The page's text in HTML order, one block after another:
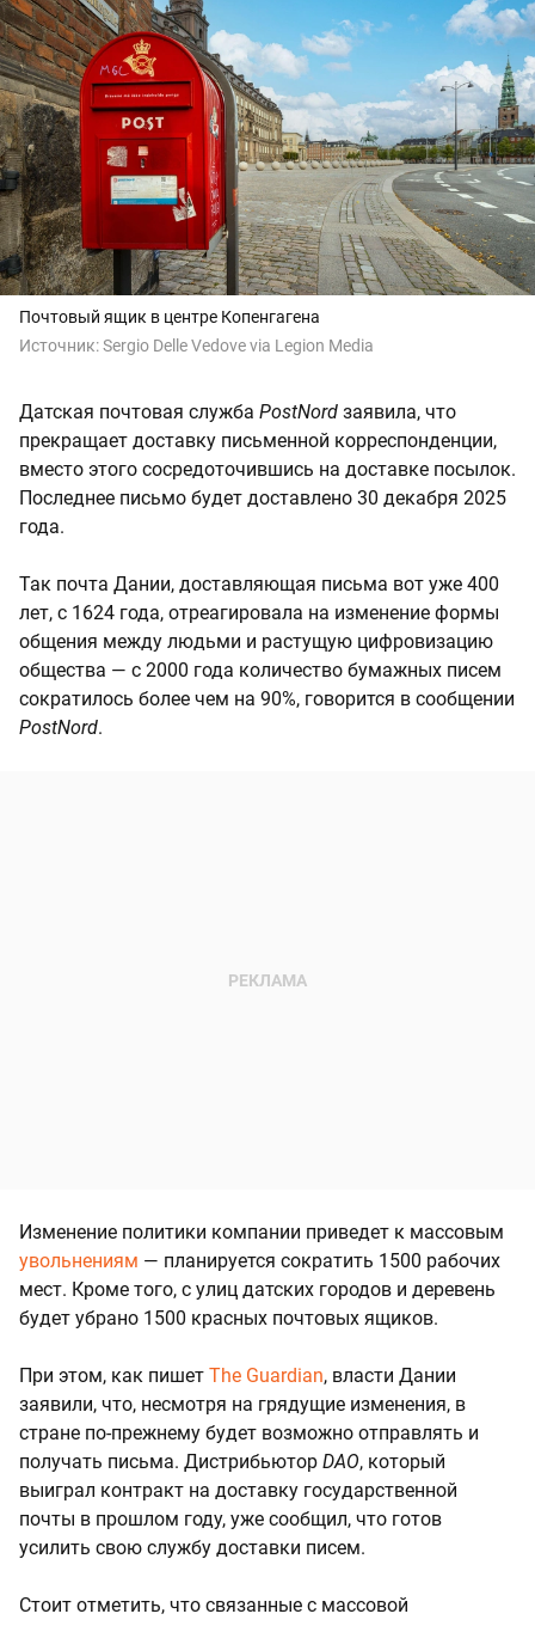
Почтовый ящик в центре Копенгагена
Источник:Sergio Delle Vedove via Legion Media
Датская почтовая служба PostNord заявила, что
прекращает доставку письменной корреспонденции,
вместо этого сосредоточившись на доставке посылок.
Последнее письмо будет доставлено 30 декабря 2025
года.
Так почта Дании, доставляющая письма вот уже 400
лет, с 1624 года, отреагировала на изменение формы
общения между людьми и растущую цифровизацию
общества — с 2000 года количество бумажных писем
сократилось более чем на 90%, говорится в сообщении
PostNord.
Изменение политики компании приведет к массовым
увольнениям — планируется сократить 1500 рабочих
мест. Кроме того, с улиц датских городов и деревень
будет убрано 1500 красных почтовых ящиков.
При этом, как пишет The Guardian, власти Дании
заявили, что, несмотря на грядущие изменения, в
стране по-прежнему будет возможно отправлять и
получать письма. Дистрибьютор DAO, который
выиграл контракт на доставку государственной
почты в прошлом году, уже сообщил, что готов
усилить свою службу доставки писем.
Стоит отметить, что связанные с массовой